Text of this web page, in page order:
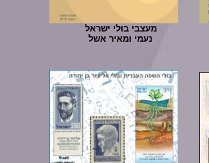
מעצבי בולי ישראל
נעמי ומאיר אשל